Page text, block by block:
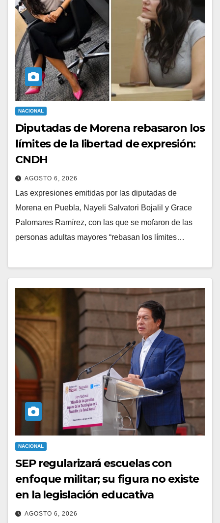
NACIONAL
Diputadas de Morena rebasaron los
límites de la libertad de expresión:
CNDH
AGOSTO 6, 2026
Las expresiones emitidas por las diputadas de
Morena en Puebla, Nayeli Salvatori Bojalil y Grace
Palomares Ramírez, con las que se mofaron de las
personas adultas mayores “rebasan los límites…
NACIONAL
SEP regularizará escuelas con
enfoque militar; su figura no existe
en la legislación educativa
AGOSTO 6, 2026